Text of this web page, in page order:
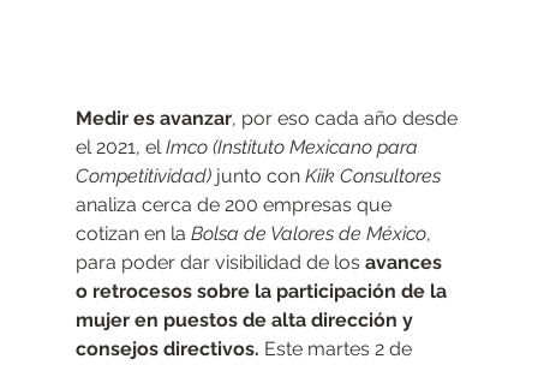
Medir es avanzar, por eso cada año desde
el 2021, el Imco (Instituto Mexicano para
Competitividad) junto con Kiik Consultores
analiza cerca de 200 empresas que
cotizan en la Bolsa de Valores de México,
para poder dar visibilidad de los avances
o retrocesos sobre la participación de la
mujer en puestos de alta dirección y
consejos directivos. Este martes 2 de